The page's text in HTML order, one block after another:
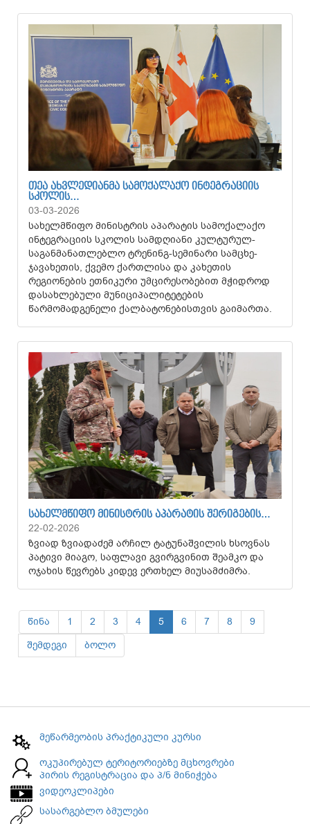
ᲗᲔᲐ ᲐᲮᲕᲚᲔᲓᲘᲐᲜᲛᲐ ᲡᲐᲛᲝᲥᲐᲚᲐᲥᲝ ᲘᲜᲢᲔᲒᲠᲐᲪᲘᲘᲡ
ᲡᲙᲝᲚᲘᲡ…
03-03-2026
სახელმწიფო მინისტრის აპარატის სამოქალაქო
ინტეგრაციის სკოლის სამდღიანი კულტურულ-
საგანმანათლებლო ტრენინგ-სემინარი სამცხე-
ჯავახეთის, ქვემო ქართლისა და კახეთის
რეგიონების ეთნიკური უმცირესობებით მჭიდროდ
დასახლებული მუნიციპალიტეტების
წარმომადგენელი ქალბატონებისთვის გაიმართა.
ᲡᲐᲮᲔᲚᲛᲬᲘᲤᲝ ᲛᲘᲜᲘᲡᲢᲠᲘᲡ ᲐᲞᲐᲠᲐᲢᲘᲡ ᲨᲔᲠᲘᲒᲔᲑᲘᲡ…
22-02-2026
ზვიად ზვიადაძემ არჩილ ტატუნაშვილის ხსოვნას
პატივი მიაგო, საფლავი გვირგვინით შეამკო და
ოჯახის წევრებს კიდევ ერთხელ მიუსამძიმრა.
წინა 1 2 3 4 5 6 7 8
9
შემდეგი
ბოლო
მეწარმეობის პრაქტიკული კურსი
ოკუპირებულ ტერიტორიებზე მცხოვრები
პირის რეგისტრაცია და პ/ნ მინიჭება
ვიდეოკლიპები
სასარგებლო ბმულები